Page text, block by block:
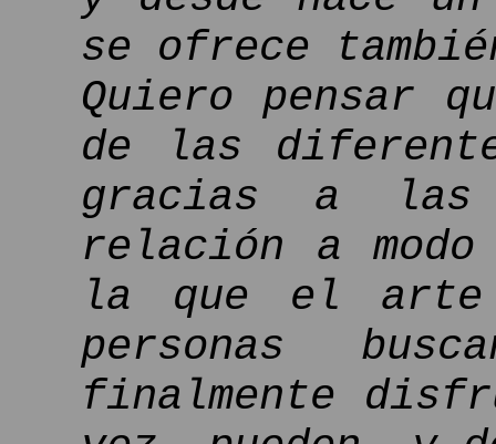
se ofrece
Quiero pensar
de las
gracias a las
relación a
la que el
personas
finalmente